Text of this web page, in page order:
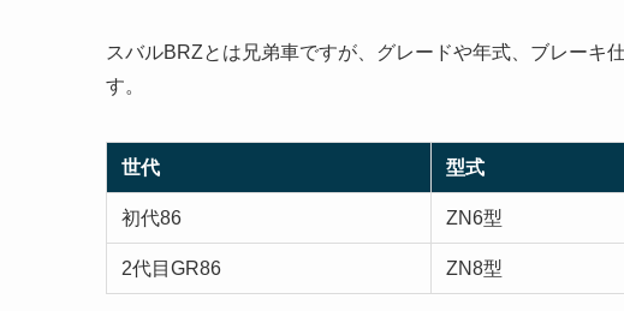
スバルBRZとは兄弟車ですが、グレードや年式、ブレーキ
す。
世代 型式
初代86 ZN6型
2代目GR86 ZN8型